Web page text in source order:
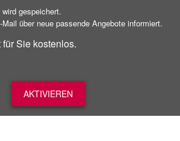
gespeichert.
über neue passende Angebote informiert.
Sie kostenlos.
AKTIVIEREN